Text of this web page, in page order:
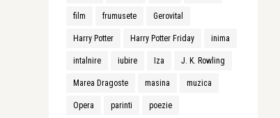
film frumusete Gerovital
Harry Potter Harry Potter Friday inima
intalnire iubire Iza J. K. Rowling
Marea Dragoste masina muzica
Opera parinti poezie